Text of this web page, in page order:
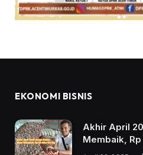
EKONOMI BISNIS
Akhir April
Membaik,